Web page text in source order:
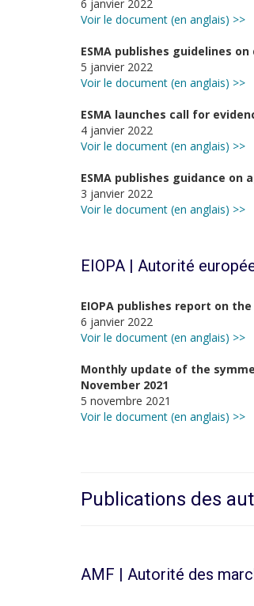
6 janvier 2022
Voir le document (en anglais) >>
ESMA publishes guidelines
5 janvier 2022
Voir le document (en anglais) >>
ESMA launches call for
4 janvier 2022
Voir le document (en anglais) >>
ESMA publishes guidance
3 janvier 2022
Voir le document (en anglais) >>
EIOPA | Autorité
EIOPA publishes report on
6 janvier 2022
Voir le document (en anglais) >>
Monthly update of the
November 2021
5 novembre 2021
Voir le document (en anglais) >>
Publications des
AMF | Autorité des